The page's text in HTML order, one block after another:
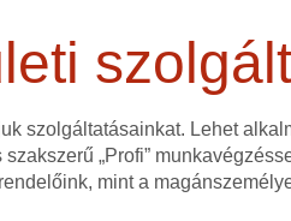
szolgáltatásainkat. Lehet
„Profi”
mint a